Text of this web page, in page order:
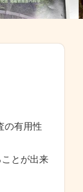
の有用性
とが出来